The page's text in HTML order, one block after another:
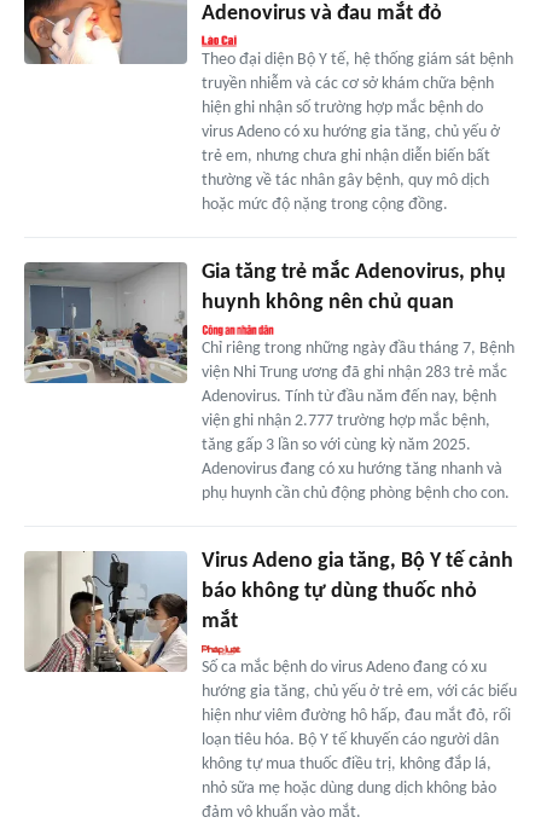
Adenovirus và đau mắt đỏ
Theo đại diện Bộ Y tế, hệ thống giám sát bệnh
truyền nhiễm và các cơ sở khám chữa bệnh
hiện ghi nhận số trường hợp mắc bệnh do
virus Adeno có xu hướng gia tăng, chủ yếu ở
trẻ em, nhưng chưa ghi nhận diễn biến bất
thường về tác nhân gây bệnh, quy mô dịch
hoặc mức độ nặng trong cộng đồng.
Gia tăng trẻ mắc Adenovirus, phụ
huynh không nên chủ quan
Chỉ riêng trong những ngày đầu tháng 7, Bệnh
viện Nhi Trung ương đã ghi nhận 283 trẻ mắc
Adenovirus. Tính từ đầu năm đến nay, bệnh
viện ghi nhận 2.777 trường hợp mắc bệnh,
tăng gấp 3 lần so với cùng kỳ năm 2025.
Adenovirus đang có xu hướng tăng nhanh và
phụ huynh cần chủ động phòng bệnh cho con.
Virus Adeno gia tăng, Bộ Y tế cảnh
báo không tự dùng thuốc nhỏ
mắt
Số ca mắc bệnh do virus Adeno đang có xu
hướng gia tăng, chủ yếu ở trẻ em, với các biểu
hiện như viêm đường hô hấp, đau mắt đỏ, rối
loạn tiêu hóa. Bộ Y tế khuyến cáo người dân
không tự mua thuốc điều trị, không đắp lá,
nhỏ sữa mẹ hoặc dùng dung dịch không bảo
đảm vô khuẩn vào mắt.